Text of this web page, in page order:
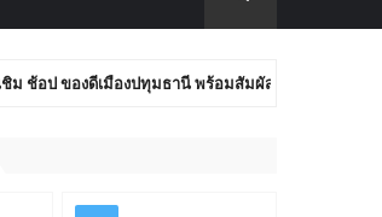
งปทุมธานี พร้อมสัมผัสเสน่ห์การท่องเที่ยวเชิงสร้างส